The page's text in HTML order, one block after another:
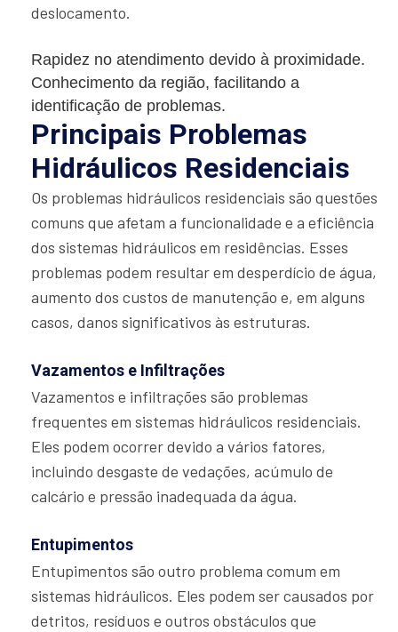
deslocamento.
Rapidez no atendimento devido à proximidade.
Conhecimento da região, facilitando a
identificação de problemas.
Principais Problemas
Hidráulicos Residenciais
Os problemas hidráulicos residenciais são questões
comuns que afetam a funcionalidade e a eficiência
dos sistemas hidráulicos em residências. Esses
problemas podem resultar em desperdício de água,
aumento dos custos de manutenção e, em alguns
casos, danos significativos às estruturas.
Vazamentos e Infiltrações
Vazamentos e infiltrações são problemas
frequentes em sistemas hidráulicos residenciais.
Eles podem ocorrer devido a vários fatores,
incluindo desgaste de vedações, acúmulo de
calcário e pressão inadequada da água.
Entupimentos
Entupimentos são outro problema comum em
sistemas hidráulicos. Eles podem ser causados por
detritos, resíduos e outros obstáculos que